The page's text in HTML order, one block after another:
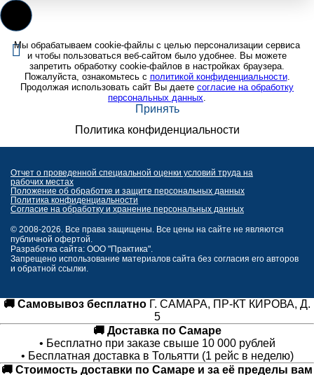
Мы обрабатываем cookie-файлы с целью персонализации сервиса
и чтобы пользоваться веб-сайтом было удобнее. Вы можете
запретить обработку cookie-файлов в настройках браузера.
Пожалуйста, ознакомьтесь с политикой конфиденциальности.
Продолжая использовать сайт Вы даете согласие на обработку
персональных данных.
Принять
Политика конфиденциальности
Отчет о проведенной специальной оценки условий труда на
рабочих местах
Положение об обработке и защите персональных данных
Политика конфиденциальности
Согласие на обработку и хранение персональных данных
© 2008-2026. Все права защищены. Все цены на сайте не являются
публичной офертой.
Разработка сайта: ООО "Практика".
Запрещено использование материалов сайта без согласия его авторов
и обратной ссылки.
🚚 Самовывоз бесплатно Г. САМАРА, ПР-КТ КИРОВА, Д.
5
🚚 Доставка по Самаре
• Бесплатно при заказе свыше 10 000 рублей
• Бесплатная доставка в Тольятти (1 рейс в неделю)
🚚 Стоимость доставки по Самаре и за её пределы вам